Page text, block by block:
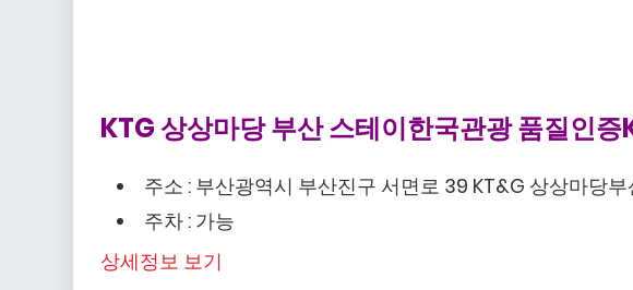
KTG 상상마당 부산 스테이한국관광 품질인
주소 : 부산광역시 부산진구 서면로 39 KT&G 상상마당부
주차 : 가능
상세정보 보기